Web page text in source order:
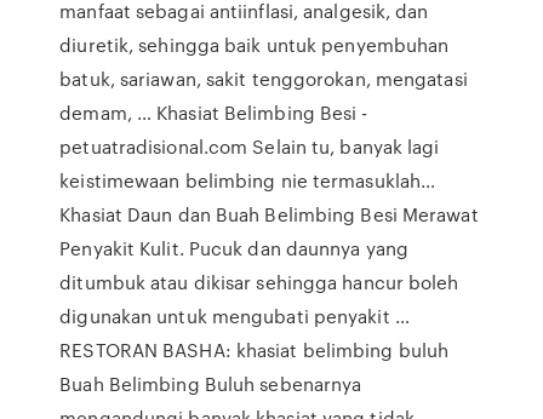
manfaat sebagai antiinflasi, analgesik, dan
diuretik, sehingga baik untuk penyembuhan
batuk, sariawan, sakit tenggorokan, mengatasi
demam, … Khasiat Belimbing Besi -
petuatradisional.com Selain tu, banyak lagi
keistimewaan belimbing nie termasuklah…
Khasiat Daun dan Buah Belimbing Besi Merawat
Penyakit Kulit. Pucuk dan daunnya yang
ditumbuk atau dikisar sehingga hancur boleh
digunakan untuk mengubati penyakit …
RESTORAN BASHA: khasiat belimbing buluh
Buah Belimbing Buluh sebenarnya